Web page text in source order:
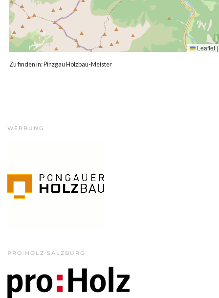
Leaflet |
Zu finden in:Pinzgau Holzbau-Meister
WERBUNG
PRO:HOLZ SALZBURG